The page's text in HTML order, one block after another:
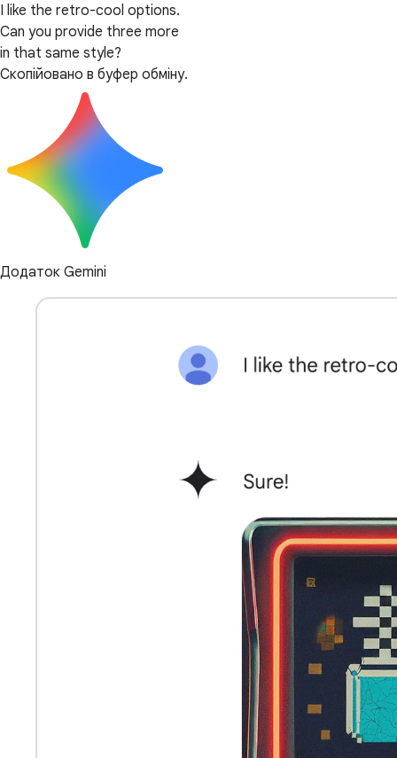
I like the retro-cool options.
Can you provide three more
in that same style?
Скопійовано в буфер обміну.
Додаток Gemini